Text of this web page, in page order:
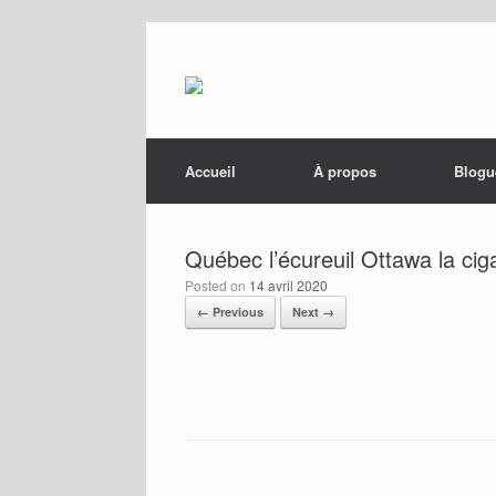
Accueil
À propos
Québec l’écureuil Ottawa la
Posted on 14 avril 2020
← Previous Next →